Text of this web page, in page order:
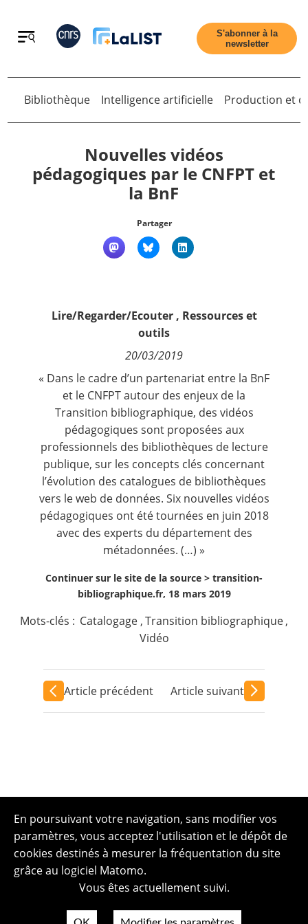
Retour
Contact
S'abonner à la
newsletter
Retour
Bibliothèque Intelligence artificielle Production et
Nouvelles vidéos
pédagogiques par le CNFPT et
la BnF
Partager
Lire/Regarder/Ecouter, Ressources et
outils
20/03/2019
« Dans le cadre d’un partenariat entre la BnF
et le CNFPT autour des enjeux de la
Transition bibliographique, des vidéos
pédagogiques sont proposées aux
professionnels des bibliothèques de lecture
publique, sur les concepts clés concernant
l’évolution des catalogues de bibliothèques
vers le web de données. Six nouvelles vidéos
pédagogiques ont été tournées en juin 2018
avec des experts du département des
métadonnées. (…) »
Continuer sur le site de la source > transition-
bibliographique.fr, 18 mars 2019
Mots-clés : Catalogage ,Transition bibliographique,
Vidéo
Article précédent Article suivant
En poursuivant votre navigation, sans modifier vos
paramètres, vous acceptez l'utilisation et le dépôt de
cookies destinés à mesurer la fréquentation du site
grâce au logiciel Matomo.
Vous êtes actuellement suivi.